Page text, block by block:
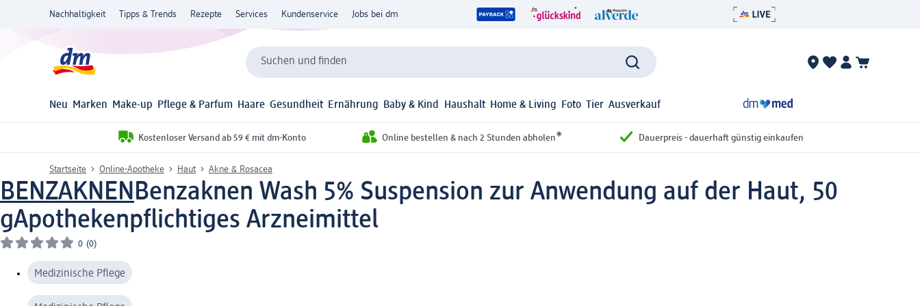
Nachhaltigkeit Tipps & Trends Rezepte Services Kundenservice Jobs bei dm
Suchen und finden
Neu Marken Make-up Pflege & Parfum Haare Gesundheit Ernährung Baby & Kind Haushalt Home & Living Foto Tier Ausverkauf
Kostenloser Versand ab 59 € mit dm-Konto Online bestellen & nach 2 Stunden abholen* Dauerpreis - dauerhaft günstig einkaufen
Startseite Online-Apotheke Haut Akne & Rosacea
BENZAKNENBenzaknen Wash 5% Suspension zur Anwendung auf der Haut, 50
gApothekenpflichtiges Arzneimittel
0 (0)
Medizinische Pflege